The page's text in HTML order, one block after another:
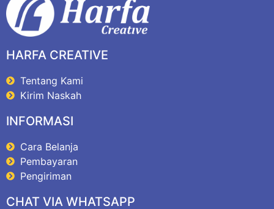
HARFA CREATIVE
Tentang Kami
Kirim Naskah
INFORMASI
Cara Belanja
Pembayaran
Pengiriman
CHAT VIA WHATSAPP